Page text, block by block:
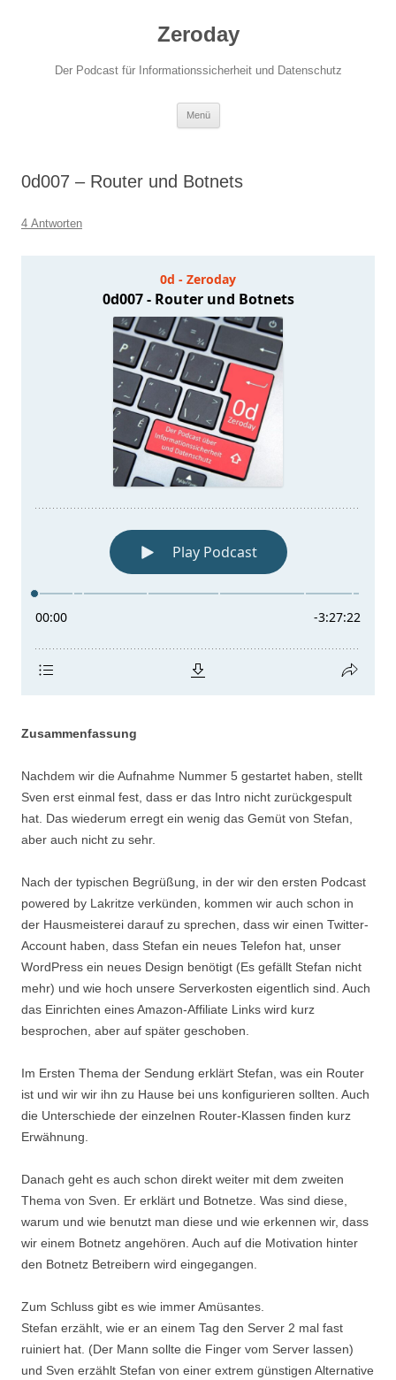
Zeroday
Der Podcast für Informationssicherheit und Datenschutz
Menü
0d007 – Router und Botnets
4 Antworten
Zusammenfassung
Nachdem wir die Aufnahme Nummer 5 gestartet haben, stellt
Sven erst einmal fest, dass er das Intro nicht zurückgespult
hat. Das wiederum erregt ein wenig das Gemüt von Stefan,
aber auch nicht zu sehr.
Nach der typischen Begrüßung, in der wir den ersten Podcast
powered by Lakritze verkünden, kommen wir auch schon in
der Hausmeisterei darauf zu sprechen, dass wir einen Twitter-
Account haben, dass Stefan ein neues Telefon hat, unser
WordPress ein neues Design benötigt (Es gefällt Stefan nicht
mehr) und wie hoch unsere Serverkosten eigentlich sind. Auch
das Einrichten eines Amazon-Affiliate Links wird kurz
besprochen, aber auf später geschoben.
Im Ersten Thema der Sendung erklärt Stefan, was ein Router
ist und wir wir ihn zu Hause bei uns konfigurieren sollten. Auch
die Unterschiede der einzelnen Router-Klassen finden kurz
Erwähnung.
Danach geht es auch schon direkt weiter mit dem zweiten
Thema von Sven. Er erklärt und Botnetze. Was sind diese,
warum und wie benutzt man diese und wie erkennen wir, dass
wir einem Botnetz angehören. Auch auf die Motivation hinter
den Botnetz Betreibern wird eingegangen.
Zum Schluss gibt es wie immer Amüsantes.
Stefan erzählt, wie er an einem Tag den Server 2 mal fast
ruiniert hat. (Der Mann sollte die Finger vom Server lassen)
und Sven erzählt Stefan von einer extrem günstigen Alternative